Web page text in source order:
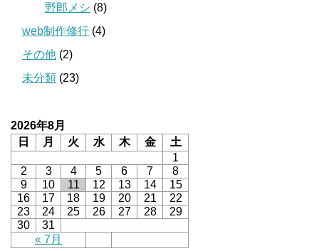
野郎メシ (8)
web制作修行 (4)
その他 (2)
未分類 (23)
2026年8月
日
月 火 水 木 金 土
« 7月
1
2
3 4 5 6 7
8
9
10 11 12 13 14
15
16
17 18 19 20 21
22
23
24 25 26 27 28
29
30
31